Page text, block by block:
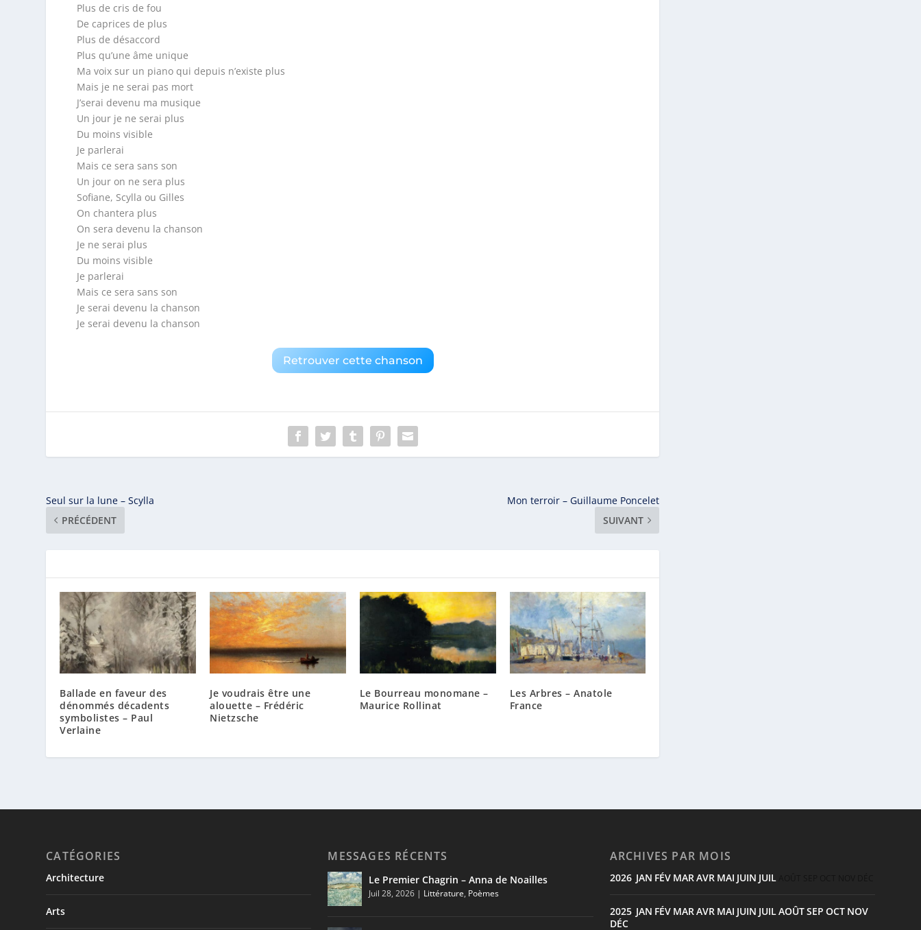
Plus de cris de fou
De caprices de plus
Plus de désaccord
Plus qu’une âme unique
Ma voix sur un piano qui depuis n’existe plus
Mais je ne serai pas mort
J’serai devenu ma musique
Un jour je ne serai plus
Du moins visible
Je parlerai
Mais ce sera sans son
Un jour on ne sera plus
Sofiane, Scylla ou Gilles
On chantera plus
On sera devenu la chanson
Je ne serai plus
Du moins visible
Je parlerai
Mais ce sera sans son
Je serai devenu la chanson
Je serai devenu la chanson
Retrouver cette chanson
Seul sur la lune – Scylla
PRÉCÉDENT
Mon terroir – Guillaume Poncelet
SUIVANT
Ballade en faveur des
dénommés décadents
symbolistes – Paul
Verlaine
Je voudrais être une
alouette – Frédéric
Nietzsche
Le Bourreau monomane –
Maurice Rollinat
Les Arbres – Anatole
France
CATÉGORIES
Architecture
Arts
MESSAGES RÉCENTS
Le Premier Chagrin – Anna de Noailles
Juil 28, 2026 | Littérature, Poèmes
ARCHIVES PAR MOIS
2026: JAN FÉV MARAVR MAI JUIN JUIL
2025: JAN FÉV MARAVR MAI JUIN JUILAOÛTSEP OCT NOV
DÉC